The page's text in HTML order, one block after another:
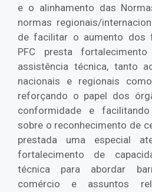
e o alinhamento das
normas regionais/
de facilitar o aumento dos
PFC presta
assistência técnica, tanto
nacionais e regionais
reforçando o papel dos
conformidade e
sobre o reconhecimento de
prestada uma especial
fortalecimento de
técnica para abordar
comércio e assuntos